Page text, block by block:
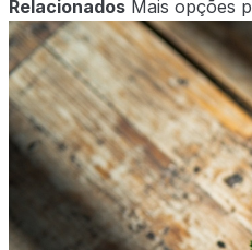
Relacionados Mais opções